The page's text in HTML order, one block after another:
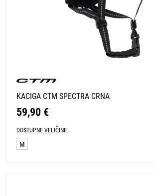
KACIGA CTM SPECTRA CRNA
59,90 €
DOSTUPNE VELIČINE
M